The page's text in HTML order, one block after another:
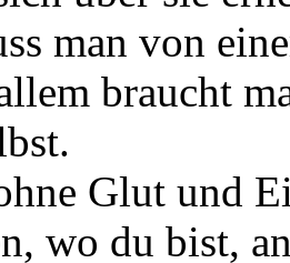
man von
braucht
Glut und
wo du bist,